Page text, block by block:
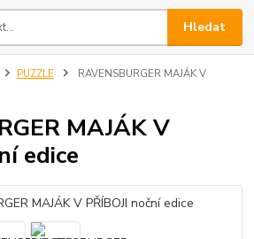
Hledat
PUZZLE
RAVENSBURGER MAJÁK V
MAJÁK V
edice